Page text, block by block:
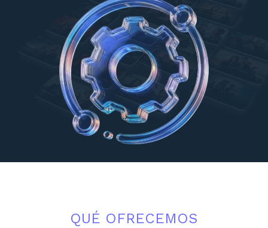
QUÉ OFRECEMOS